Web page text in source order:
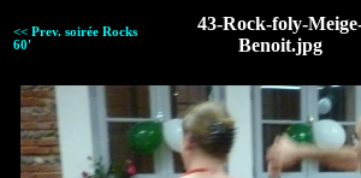
<< Prev. soirée Rocks
60'
43-Rock-foly-
Benoit.jpg